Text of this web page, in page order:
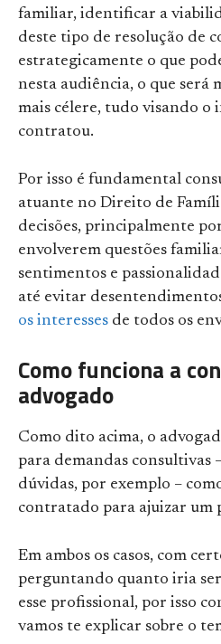
familiar, identificar a
deste tipo de resolução de
estrategicamente o que
nesta audiência, o que será
mais célere, tudo visando o
contratou.
Por isso é fundamental
atuante no Direito de
decisões, principalmente
envolverem questões
sentimentos e
até evitar
os interesses de todos os
Como funciona a
advogado
Como dito acima, o
para demandas consultivas
dúvidas, por exemplo –
contratado para ajuizar um
Em ambos os casos, com
perguntando quanto iria
esse profissional, por isso
vamos te explicar sobre o